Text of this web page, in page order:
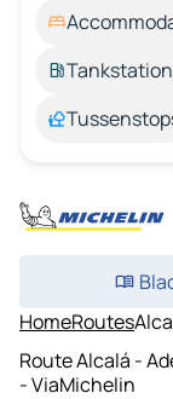
HomeRoutes
Route Alcalá -
- ViaMichelin